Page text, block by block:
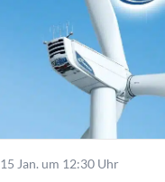
15 Jan. um 12:30 Uhr